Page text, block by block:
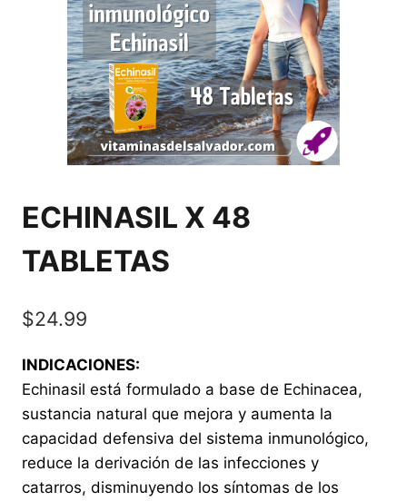
ECHINASIL X 48
TABLETAS
$24.99
INDICACIONES:
Echinasil está formulado a base de Echinacea,
sustancia natural que mejora y aumenta la
capacidad defensiva del sistema inmunológico,
reduce la derivación de las infecciones y
catarros, disminuyendo los síntomas de los